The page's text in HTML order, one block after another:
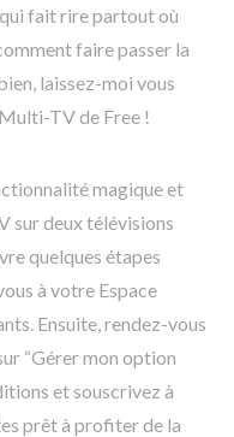
fait rire partout où
faire passer la
laissez-moi vous
TV de Free !
magique et
sur deux télévisions
quelques étapes
à votre Espace
Ensuite, rendez-vous
“Gérer mon option
et souscrivez à
prêt à profiter de la